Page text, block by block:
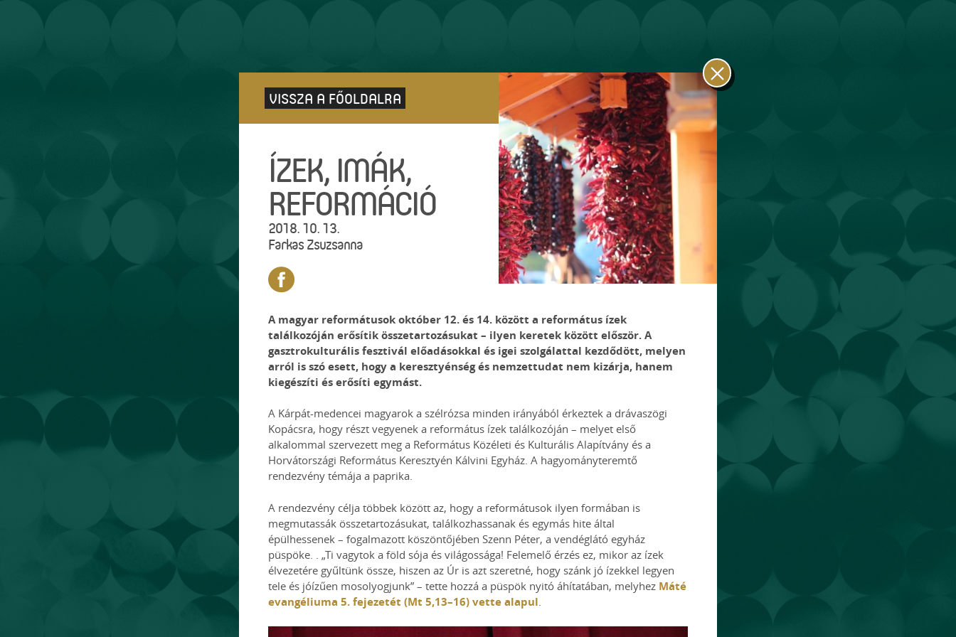
VISSZA A FŐOLDALRA
ÍZEK, IMÁK,
REFORMÁCIÓ
2018. 10. 13.
Farkas Zsuzsanna
A magyar reformátusok október 12. és 14. között a református ízek
találkozóján erősítik összetartozásukat – ilyen keretek között először. A
gasztrokulturális fesztivál előadásokkal és igei szolgálattal kezdődött, melyen
arról is szó esett, hogy a keresztyénség és nemzettudat nem kizárja, hanem
kiegészíti és erősíti egymást.
A Kárpát-medencei magyarok a szélrózsa minden irányából érkeztek a drávaszögi
Kopácsra, hogy részt vegyenek a református ízek találkozóján – melyet első
alkalommal szervezett meg a Református Közéleti és Kulturális Alapítvány és a
Horvátországi Református Keresztyén Kálvini Egyház. A hagyományteremtő
rendezvény témája a paprika.
A rendezvény célja többek között az, hogy a reformátusok ilyen formában is
megmutassák összetartozásukat, találkozhassanak és egymás hite által
épülhessenek – fogalmazott köszöntőjében Szenn Péter, a vendéglátó egyház
püspöke. . „Ti vagytok a föld sója és világossága! Felemelő érzés ez, mikor az ízek
élvezetére gyűltünk össze, hiszen az Úr is azt szeretné, hogy szánk jó ízekkel legyen
tele és jóízűen mosolyogjunk” – tette hozzá a püspök nyitó áhítatában, melyhez Máté
evangéliuma 5. fejezetét (Mt 5,13–16) vette alapul.